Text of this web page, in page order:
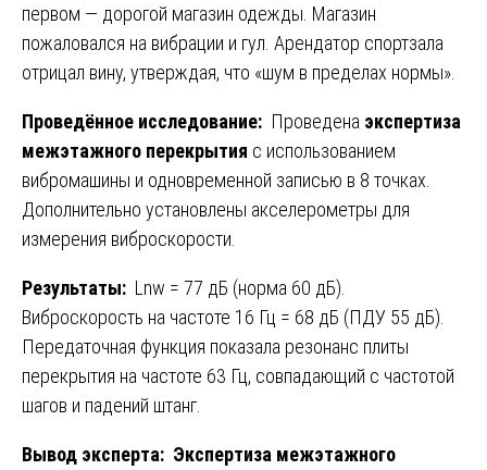
первом — дорогой магазин одежды. Магазин
пожаловался на вибрации и гул. Арендатор спортзала
отрицал вину, утверждая, что «шум в пределах нормы».
Проведённое исследование: Проведена экспертиза
межэтажного перекрытия с использованием
вибромашины и одновременной записью в 8 точках.
Дополнительно установлены акселерометры для
измерения виброскорости.
Результаты: Lnw = 77 дБ (норма 60 дБ).
Виброскорость на частоте 16 Гц = 68 дБ (ПДУ 55 дБ).
Передаточная функция показала резонанс плиты
перекрытия на частоте 63 Гц, совпадающий с частотой
шагов и падений штанг.
Вывод эксперта: Экспертиза межэтажного